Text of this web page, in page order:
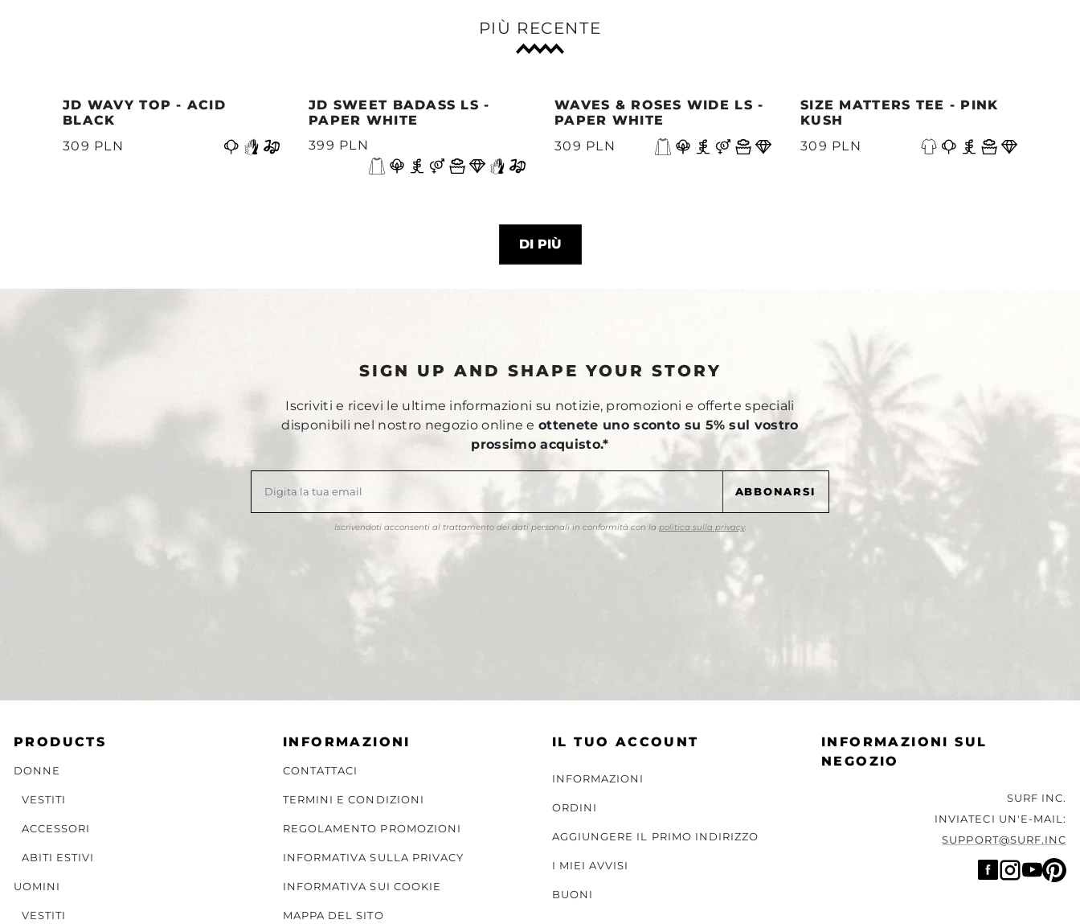
PIÙ RECENTE
JD WAVY TOP - ACID
BLACK
309 PLN
JD SWEET BADASS LS -
PAPER WHITE
399 PLN
WAVES & ROSES WIDE LS -
PAPER WHITE
309 PLN
SIZE MATTERS TEE - PINK
KUSH
309 PLN
Precedente
DI PIÙ
SIGN UP AND SHAPE YOUR STORY
Iscriviti e ricevi le ultime informazioni su notizie, promozioni e offerte speciali
disponibili nel nostro negozio online eottenete uno sconto su 5% sul vostro
prossimo acquisto.*
Iscrivendoti acconsenti al trattamento dei dati personali in conformità con la politica sulla privacy.
PRODUCTS
DONNE
VESTITI
ACCESSORI
ABITI ESTIVI
UOMINI
VESTITI
INFORMAZIONI
CONTATTACI
TERMINI E CONDIZIONI
REGOLAMENTO PROMOZIONI
INFORMATIVA SULLA PRIVACY
INFORMATIVA SUI COOKIE
MAPPA DEL SITO
IL TUO ACCOUNT
INFORMAZIONI
ORDINI
AGGIUNGERE IL PRIMO INDIRIZZO
I MIEI AVVISI
BUONI
INFORMAZIONI SUL
NEGOZIO
SURF INC.
INVIATECI UN'E-MAIL:
SUPPORT@SURF.INC